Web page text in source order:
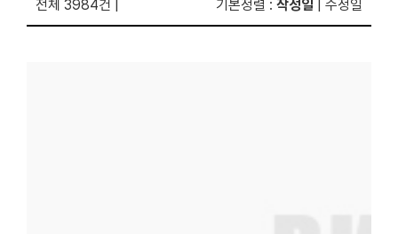
전체 3984건 기본정렬 : 작성일 수정일